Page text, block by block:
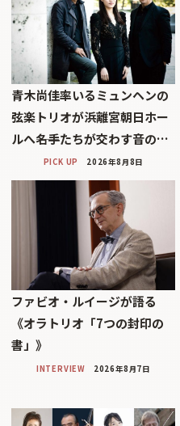
青木尚佳率いるミュンヘンの
弦楽トリオが浜離宮朝日ホー
ルへ――名手たちが交わす音の…
PICK UP 2026年8月8日
ファビオ・ルイージが語る
《オラトリオ「7つの封印の
書」》
INTERVIEW 2026年8月7日